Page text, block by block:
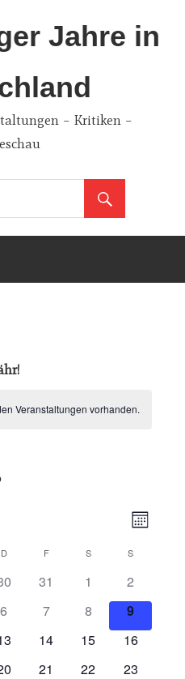
Jahre in
– Kritiken –
Veranstaltungen vorhanden.
Monat
D DONNERSTAG
FFREITAGSSAMSTAG
S
31 1
2
6 7 8
9
14 15
16
21 22
23